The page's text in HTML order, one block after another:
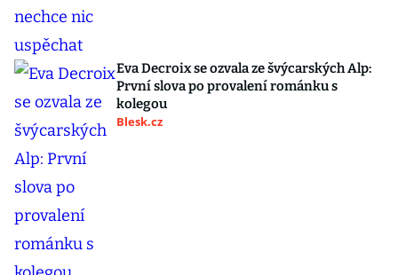
Eva Decroix se ozvala ze švýcarských Alp:
První slova po provalení románku s
kolegou
Blesk.cz